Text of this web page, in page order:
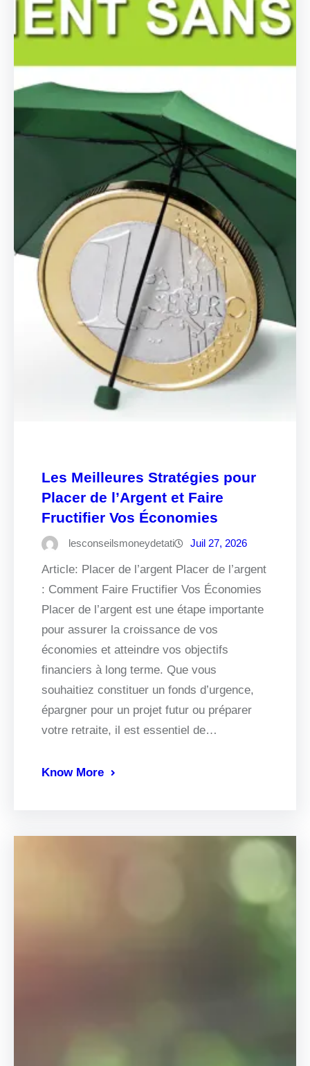
Les Meilleures Stratégies pour
Placer de l’Argent et Faire
Fructifier Vos Économies
lesconseilsmoneydetati Juil 27, 2026
Article: Placer de l’argent Placer de l’argent
: Comment Faire Fructifier Vos Économies
Placer de l’argent est une étape importante
pour assurer la croissance de vos
économies et atteindre vos objectifs
financiers à long terme. Que vous
souhaitiez constituer un fonds d’urgence,
épargner pour un projet futur ou préparer
votre retraite, il est essentiel de…
Know More